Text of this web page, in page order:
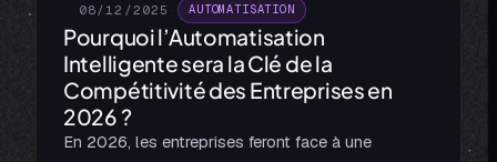
08/12/2025 · AUTOMATISATION
Pourquoi l’Automatisation
Intelligente sera la Clé de la
Compétitivité des Entreprises en
2026 ?
En 2026, les entreprises feront face à une